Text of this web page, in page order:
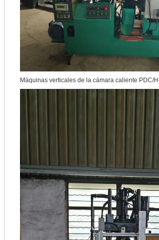
Máquinas verticales de la cámara caliente PDC/